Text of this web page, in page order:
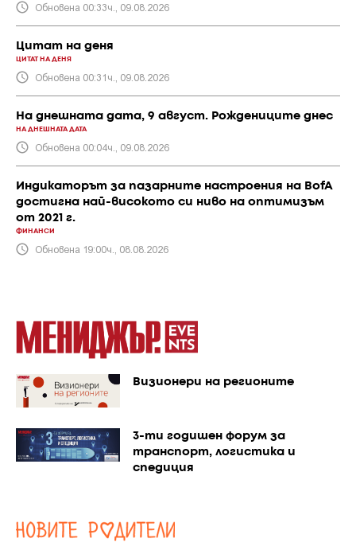
Обновена 00:33ч., 09.08.2026
Цитат на деня
ЦИТАТ НА ДЕНЯ
Обновена 00:31ч., 09.08.2026
На днешната дата, 9 август. Рождениците днес
НА ДНЕШНАТА ДАТА
Обновена 00:04ч., 09.08.2026
Индикаторът за пазарните настроения на BofA
достигна най-високото си ниво на оптимизъм
от 2021 г.
ФИНАНСИ
Обновена 19:00ч., 08.08.2026
Визионери на регионите
3-ти годишен форум за
транспорт, логистика и
спедиция